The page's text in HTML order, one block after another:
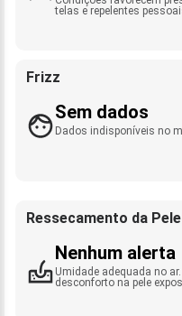
telas e repelentes
Frizz
Sem dados
Dados indisponíveis no
Ressecamento da Pele
Nenhum alerta
Umidade adequada no
desconforto na pele